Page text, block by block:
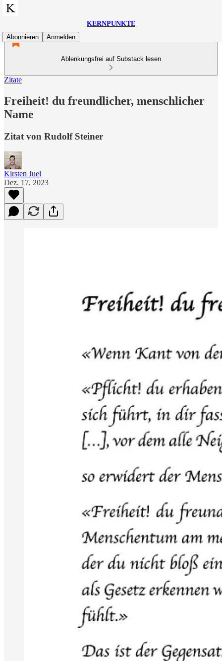
KERNPUNKTE
Abonnieren
Anmelden
Ablenkungsfrei auf Substack lesen
Zitate
Freiheit! du freundlicher, menschlicher
Name
Zitat von Rudolf Steiner
Kirsten Juel
Dez. 17, 2023